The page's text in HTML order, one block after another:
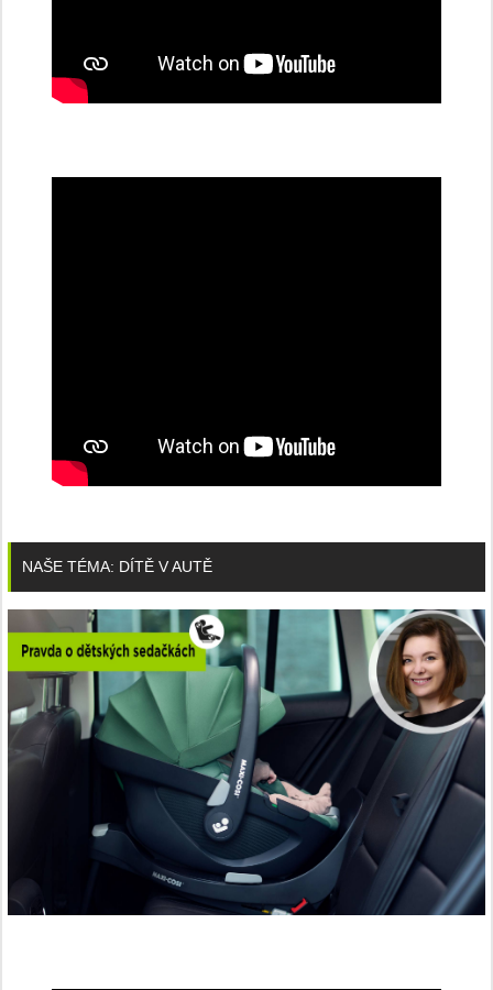
NAŠE TÉMA: DÍTĚ V AUTĚ